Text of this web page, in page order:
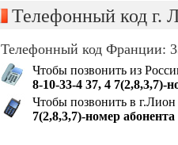
Телефонный код г.
Телефонный код Франции:
Чтобы позвонить из
8-10-33-4 37, 4 7(2,8,3,7)-
Чтобы позвонить в
7(2,8,3,7)-номер абонента